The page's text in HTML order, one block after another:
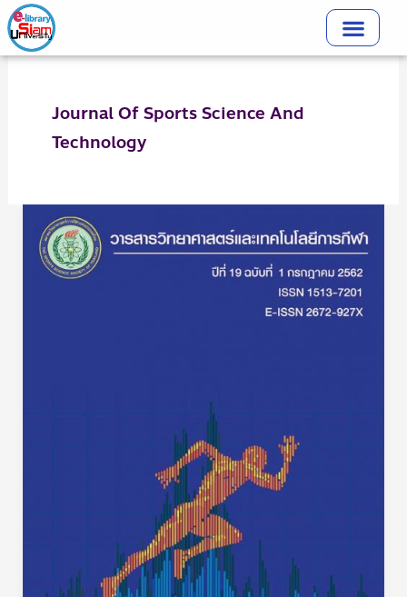
Skip
to
content
Journal Of Sports Science And
Technology
วารสาร
วิทยาศาสตร์
และ